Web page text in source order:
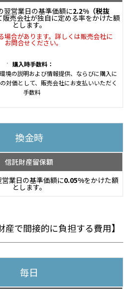
翌営業日の基準価額に2.2%（税抜
販売会社が独自に定める率をかけた額
とします。
場合があります。詳しくは販売会社に
お問合せください。
購入時手数料：
境の説明および情報提供、ならびに購入に
対価として、販売会社にお支払いいただく
手数料
換金時
信託財産留保額
業日の基準価額に0.05%をかけた額
とします。
産で間接的に負担する費用】
毎日